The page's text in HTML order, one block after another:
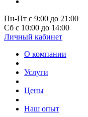
Пн-Пт с 9:00 до 21:00
Сб с 10:00 до 14:00
Личный кабинет
О компании
Услуги
Цены
Наш опыт